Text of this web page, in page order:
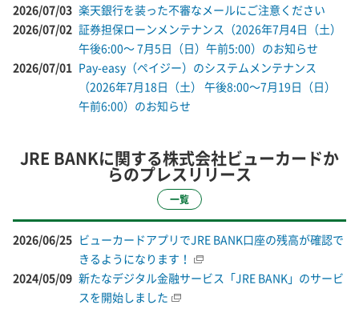
2026/07/03 楽天銀行を装った不審なメールにご注意ください
2026/07/02 証券担保ローンメンテナンス（2026年7月4日（土）
午後6:00～ 7月5日（日）午前5:00）のお知らせ
2026/07/01 Pay-easy（ペイジー）のシステムメンテナンス
（2026年7月18日（土） 午後8:00～7月19日（日）
午前6:00）のお知らせ
JRE BANKに関する株式会社ビューカードか
らのプレスリリース
一覧
2026/06/25 ビューカードアプリでJRE BANK口座の残高が確認で
きるようになります！
2024/05/09 新たなデジタル金融サービス「JRE BANK」のサービ
スを開始しました